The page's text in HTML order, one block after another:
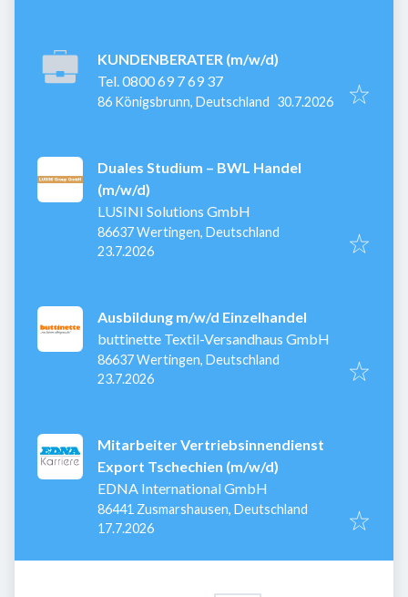
KUNDENBERATER (m/w/d)
Tel. 0800 69 7 69 37
86 Königsbrunn, Deutschland Veröffentlicht:
30.7.2026
Duales Studium – BWL Handel
(m/w/d)
LUSINI Solutions GmbH
86637 Wertingen, Deutschland
Veröffentlicht
23.7.2026
Ausbildung m/w/d Einzelhandel
buttinette Textil-Versandhaus GmbH
86637 Wertingen, Deutschland
Veröffentlicht
23.7.2026
Mitarbeiter Vertriebsinnendienst
Export Tschechien (m/w/d)
EDNA International GmbH
86441 Zusmarshausen, Deutschland
Veröffentlicht
17.7.2026